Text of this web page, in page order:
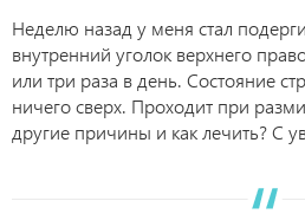
Неделю назад у меня стал
внутренний уголок верхнего
или три раза в день. Состояние
ничего сверх. Проходит при
другие причины и как лечить? С